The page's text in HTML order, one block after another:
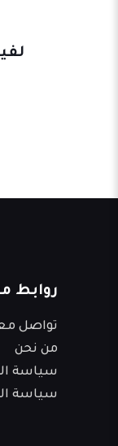
روابط
تواصل
من نحن
سياسة
سياسة